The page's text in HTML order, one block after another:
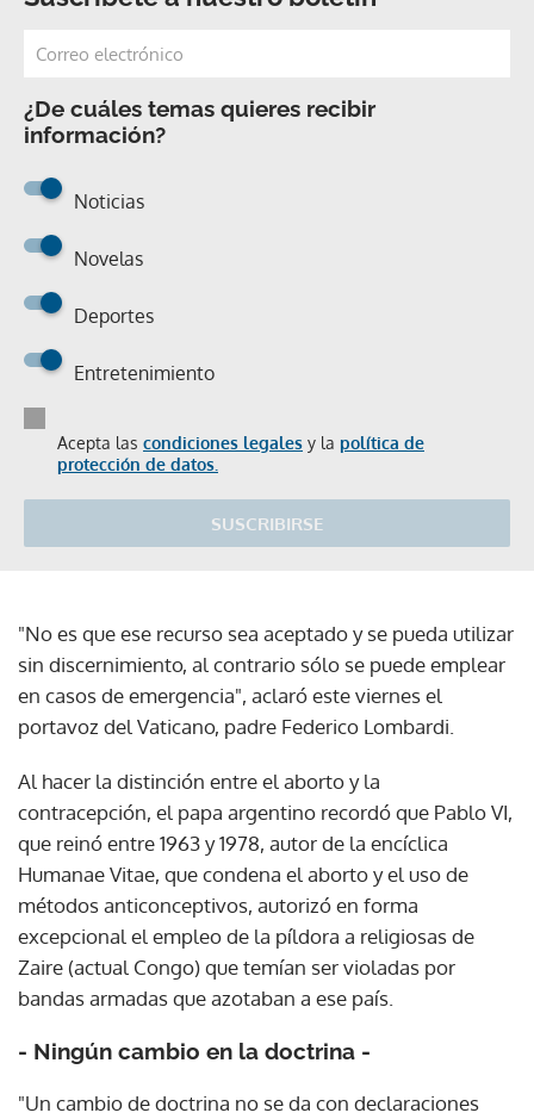
¿De cuáles temas quieres recibir
información?
Noticias
Novelas
Deportes
Entretenimiento
Acepta las condiciones legales y la política de
protección de datos.
SUSCRIBIRSE
"No es que ese recurso sea aceptado y se pueda utilizar
sin discernimiento, al contrario sólo se puede emplear
en casos de emergencia", aclaró este viernes el
portavoz del Vaticano, padre Federico Lombardi.
Al hacer la distinción entre el aborto y la
contracepción, el papa argentino recordó que Pablo VI,
que reinó entre 1963 y 1978, autor de la encíclica
Humanae Vitae, que condena el aborto y el uso de
métodos anticonceptivos, autorizó en forma
excepcional el empleo de la píldora a religiosas de
Zaire (actual Congo) que temían ser violadas por
bandas armadas que azotaban a ese país.
- Ningún cambio en la doctrina -
"Un cambio de doctrina no se da con declaraciones